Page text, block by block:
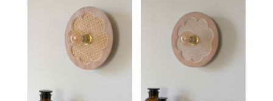
popularité